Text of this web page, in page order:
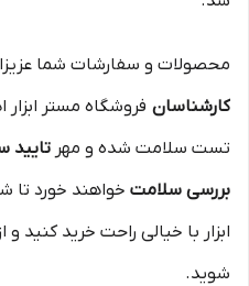
محصولات و سفارشات شما
کارشناسان فروشگاه مستر
تست سلامت شده و مهر تایید
بررسی سلامت خواهند خورد تا
ابزار با خیالی راحت خرید
شوید.